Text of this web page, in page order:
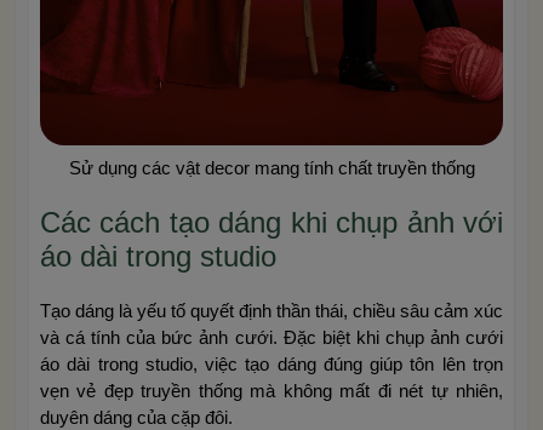
Sử dụng các vật decor mang tính chất truyền thống
Các cách tạo dáng khi chụp ảnh với
áo dài trong studio
Tạo dáng là yếu tố quyết định thần thái, chiều sâu cảm xúc
và cá tính của bức ảnh cưới. Đặc biệt khi chụp ảnh cưới
áo dài trong studio, việc tạo dáng đúng giúp tôn lên trọn
vẹn vẻ đẹp truyền thống mà không mất đi nét tự nhiên,
duyên dáng của cặp đôi.